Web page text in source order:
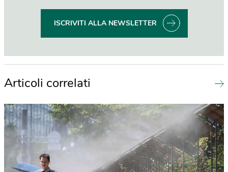
ISCRIVITI ALLA NEWSLETTER
Articoli correlati